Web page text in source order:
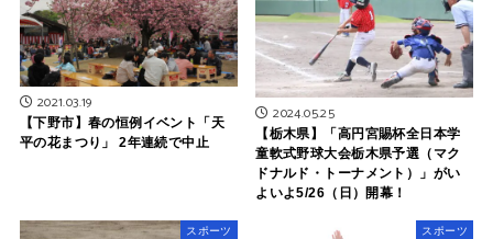
2021.03.19
【下野市】春の恒例イベント「天
平の花まつり」 2年連続で中止
2024.05.25
【栃木県】「高円宮賜杯全日本学
童軟式野球大会栃木県予選（マク
ドナルド・トーナメント）」がい
よいよ5/26（日）開幕！
スポーツ スポーツ